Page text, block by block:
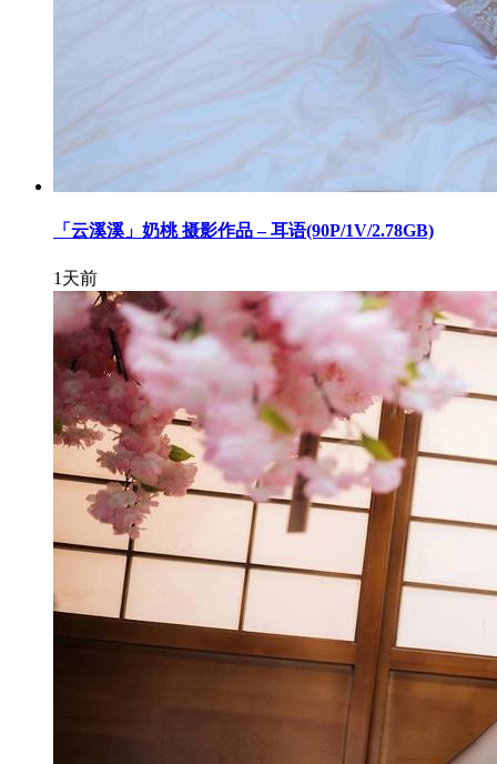
「云溪溪」奶桃 摄影作品 – 耳语(90P/1V/2.78GB)
1天前